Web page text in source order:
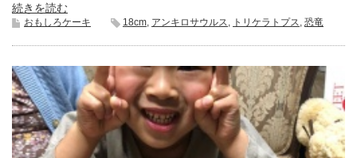
続きを読む
おもしろケーキ 18cm アンキロサウルス トリケラトプス 恐竜